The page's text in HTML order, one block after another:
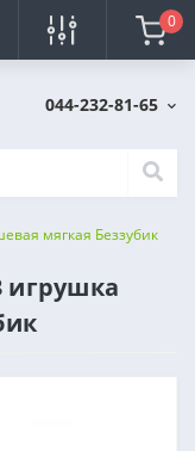
0
044-232-81-65
мягкая Беззубик
игрушка